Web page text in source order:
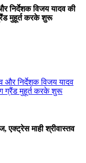
निर्देशक विजय यादव की
मुहूर्त करके शुरू
एक्ट्रेस माही श्रीवास्तव